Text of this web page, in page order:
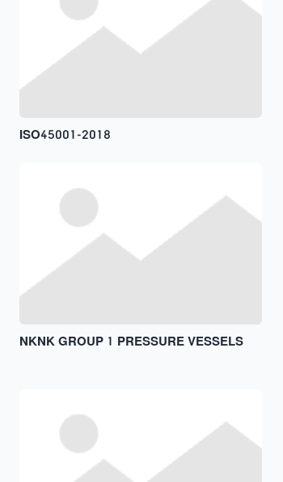
ISO45001-2018
NKNK GROUP 1 PRESSURE VESSELS